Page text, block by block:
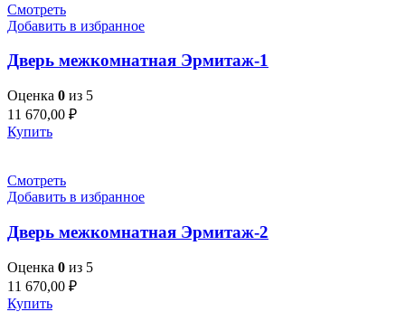
Смотреть
Добавить в избранное
Дверь межкомнатная Эрмитаж-1
Оценка 0 из 5
11 670,00 ₽
Купить
Смотреть
Добавить в избранное
Дверь межкомнатная Эрмитаж-2
Оценка 0 из 5
11 670,00 ₽
Купить